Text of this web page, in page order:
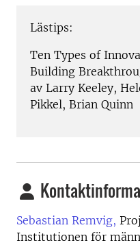
Lästips:
Ten Types of
Building
av Larry Keeley,
Pikkel, Brian Quinn
Sebastian Remvig,
Institutionen för